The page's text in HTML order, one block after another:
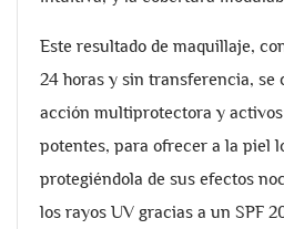
Este resultado de maquillaje,
24 horas y sin transferencia, se
acción multiprotectora y
potentes, para ofrecer a la piel
protegiéndola de sus efectos
los rayos UV gracias a un SPF